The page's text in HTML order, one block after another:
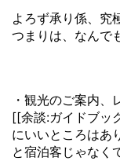
よろず承り係、究
つまりは、なんで
・観光のご案内、
[[余談:ガイドブッ
にいいところはあ
と宿泊客じゃなく